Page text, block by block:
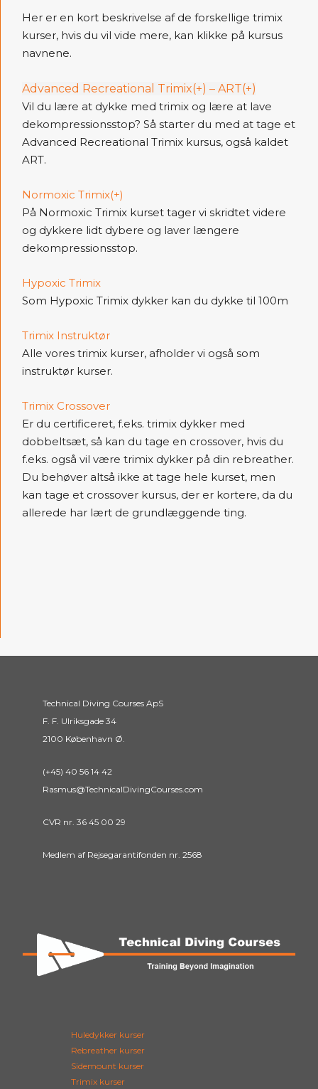
Her er en kort beskrivelse af de forskellige trimix
kurser, hvis du vil vide mere, kan klikke på kursus
navnene.
Advanced Recreational Trimix(+) – ART(+)
Vil du lære at dykke med trimix og lære at lave
dekompressionsstop? Så starter du med at tage et
Advanced Recreational Trimix kursus, også kaldet
ART.
Normoxic Trimix(+)
På Normoxic Trimix kurset tager vi skridtet videre
og dykkere lidt dybere og laver længere
dekompressionsstop.
Hypoxic Trimix
Som Hypoxic Trimix dykker kan du dykke til 100m
Trimix Instruktør
Alle vores trimix kurser, afholder vi også som
instruktør kurser.
Trimix Crossover
Er du certificeret, f.eks. trimix dykker med
dobbeltsæt, så kan du tage en crossover, hvis du
f.eks. også vil være trimix dykker på din rebreather.
Du behøver altså ikke at tage hele kurset, men
kan tage et crossover kursus, der er kortere, da du
allerede har lært de grundlæggende ting.
Technical Diving Courses ApS
F. F. Ulriksgade 34
2100 København Ø.
(+45) 40 56 14 42
Rasmus@TechnicalDivingCourses.com
CVR nr. 36 45 00 29
Medlem af Rejsegarantifonden nr. 2568
Huledykker kurser
Rebreather kurser
Sidemount kurser
Trimix kurser